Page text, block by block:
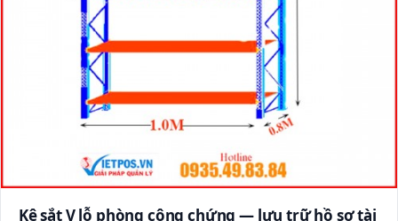
Kệ sắt V lỗ phòng công chứng — lưu trữ hồ sơ tài